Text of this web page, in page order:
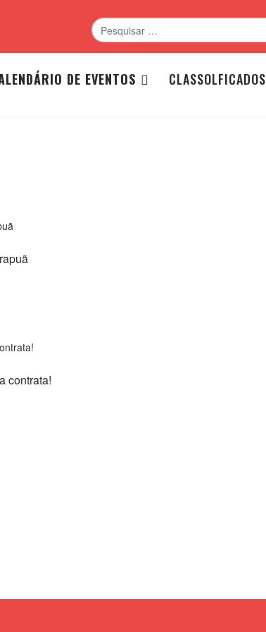
Pesquisar
DE EVENTOS CLASSOLFICADOS
contrata!